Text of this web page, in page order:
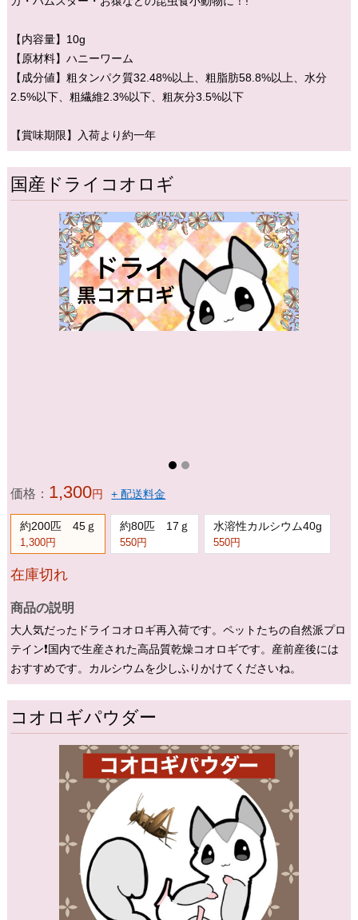
【内容量】10g
【原材料】ハニーワーム
【成分値】粗タンパク質32.48%以上、粗脂肪58.8%以上、水分
2.5%以下、粗繊維2.3%以下、粗灰分3.5%以下
【賞味期限】入荷より約一年
国産ドライコオロギ
価格： 1,300円 + 配送料金
約200匹 45ｇ
1,300円
約80匹 17ｇ
550円
水溶性カルシウム40g
550円
在庫切れ
商品の説明
大人気だったドライコオロギ再入荷です。ペットたちの自然派プロ
テイン❗️国内で生産された高品質乾燥コオロギです。産前産後には
おすすめです。カルシウムを少しふりかけてくださいね。
コオロギパウダー